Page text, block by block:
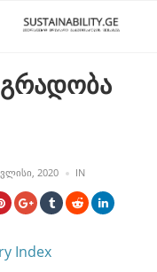
2020 INPOSTED
IN
Index